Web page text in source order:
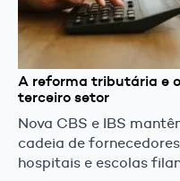
A reforma tributária e
terceiro setor
Nova CBS e IBS
cadeia de
hospitais e escolas